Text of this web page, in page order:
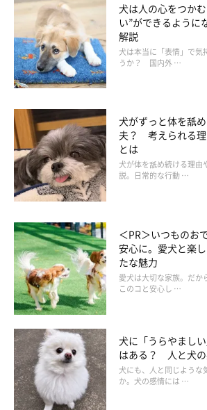
舌なめずりするかわいい犬の
いぬのきもち投稿写真ギャラリー
犬は人の心をつか
い”ができるように
解説
犬は本当に「表情」で気
うか？ 国内外 …
犬がずっと体を舐
夫？ 考えられる理
とは
犬が体を舐め続ける理由
説。日常的な行動 …
＜PR＞いつものお
安心に。愛犬と楽
たな魅力
愛犬は大切な家族。だか
このコと安心し …
犬に「うらやまし
はある？ 人と犬
犬にも、人と同じような
か。犬の感情には …